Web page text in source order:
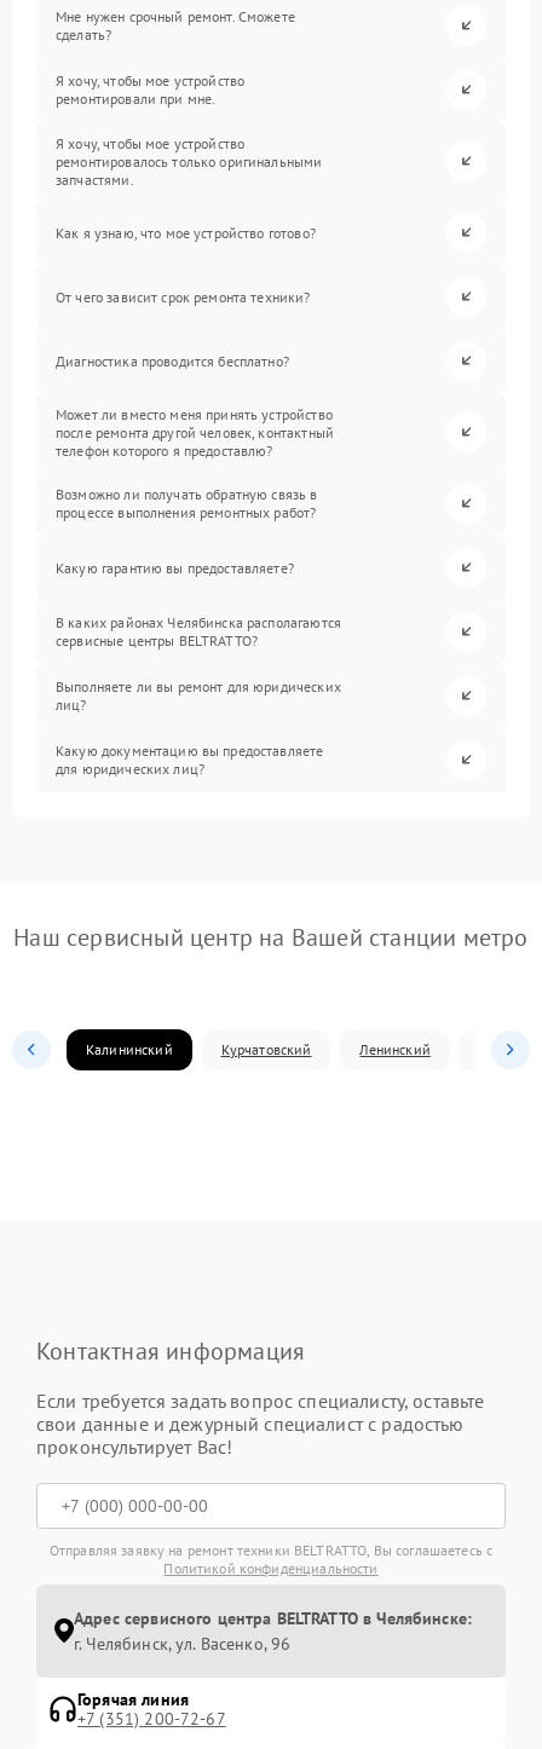
Мне нужен срочный ремонт. Сможете
сделать?
Я хочу, чтобы мое устройство
ремонтировали при мне.
Я хочу, чтобы мое устройство
ремонтировалось только оригинальными
запчастями.
Как я узнаю, что мое устройство готово?
От чего зависит срок ремонта техники?
Диагностика проводится бесплатно?
Может ли вместо меня принять устройство
после ремонта другой человек, контактный
телефон которого я предоставлю?
Возможно ли получать обратную связь в
процессе выполнения ремонтных работ?
Какую гарантию вы предоставляете?
В каких районах Челябинска располагаются
сервисные центры BELTRATTO?
Выполняете ли вы ремонт для юридических
лиц?
Какую документацию вы предоставляете
для юридических лиц?
Наш сервисный центр на Вашей станции метро
Калининский Курчатовский Ленинский
Контактная информация
Если требуется задать вопрос специалисту, оставьте
свои данные и дежурный специалист с радостью
проконсультирует Вас!
Отправляя заявку на ремонт техники BELTRATTO, Вы соглашаетесь с
Политикой конфиденциальности
Адрес сервисного центра BELTRATTO в Челябинске:
г. Челябинск, ул. Васенко, 96
Горячая линия
+7 (351) 200-72-67